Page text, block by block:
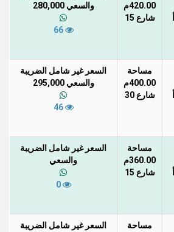
420.00م
شارع 15
والسعي 280,000
66
مساحة
400.00م
شارع 30
السعر غير شامل الضريبة
والسعي 295,000
46
مساحة
360.00م
شارع 15
السعر غير شامل الضريبة
والسعي
0
مساحة
السعر غير شامل الضريبة